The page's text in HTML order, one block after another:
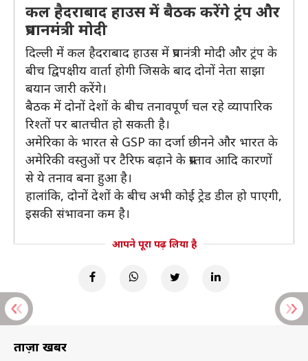
कल हैदराबाद हाउस में बैठक करेंगे ट्रंप और
प्रधानमंत्री मोदी
दिल्ली में कल हैदराबाद हाउस में प्रधानंत्री मोदी और ट्रंप के
बीच द्विपक्षीय वार्ता होगी जिसके बाद दोनों नेता साझा
बयान जारी करेंगे।
बैठक में दोनों देशों के बीच तनावपूर्ण चल रहे व्यापारिक
रिश्तों पर बातचीत हो सकती है।
अमेरिका के भारत से GSP का दर्जा छीनने और भारत के
अमेरिकी वस्तुओं पर टैरिफ बढ़ाने के प्रस्ताव आदि कारणों
से ये तनाव बना हुआ है।
हालांकि, दोनों देशों के बीच अभी कोई ट्रेड डील हो पाएगी,
इसकी संभावना कम है।
आपने पूरा पढ़ लिया है
ताज़ा खबरें